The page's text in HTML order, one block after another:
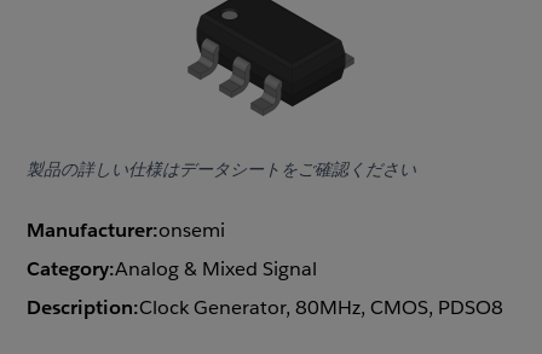
製品の詳しい仕様はデータシートをご確認ください
Manufacturer:onsemi
Category:Analog & Mixed Signal
Description:Clock Generator, 80MHz, CMOS, PDSO8